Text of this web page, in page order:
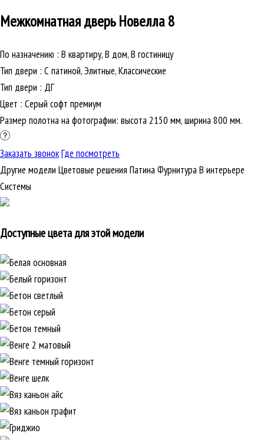
Межкомнатная дверь Новелла 8
По назначению : В квартиру, В дом, В гостиницу
Тип двери : С патиной, Элитные, Классические
Тип двери : ДГ
Цвет : Серый софт премиум
Размер полотна на фотографии: высота 2150 мм, ширина 800 мм.
Заказать звонокГде посмотреть
Другие модели Цветовые решения ПатинаФурнитураВ интерьере
Cистемы
Доступные цвета для этой модели